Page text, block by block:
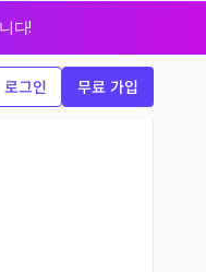
다!
로그인 무료 가입